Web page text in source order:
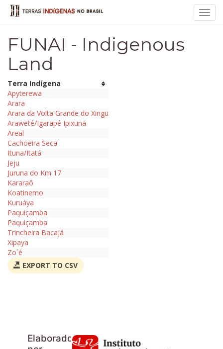
FUNAI - Indigenous
Land
Terra Indígena
Apyterewa
Arara
Arara da Volta Grande do Xingu
Araweté/Igarapé Ipixuna
Areal
Cachoeira Seca
Ituna/Itatá
Jeju
Juruna do Km 17
Kararaô
Koatinemo
Kuruáya
Paquiçamba
Paquiçamba
Trincheira Bacajá
Xipaya
Zo´é
EXPORT TO CSV